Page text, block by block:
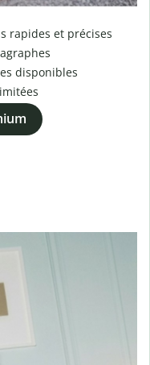
rapides et précises
disponibles